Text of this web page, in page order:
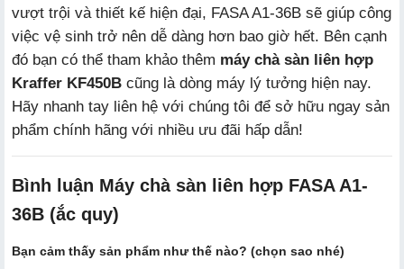
vượt trội và thiết kế hiện đại, FASA A1-36B sẽ giúp công
việc vệ sinh trở nên dễ dàng hơn bao giờ hết. Bên cạnh
đó bạn có thể tham khảo thêm máy chà sàn liên hợp
Kraffer KF450B cũng là dòng máy lý tưởng hiện nay.
Hãy nhanh tay liên hệ với chúng tôi để sở hữu ngay sản
phẩm chính hãng với nhiều ưu đãi hấp dẫn!
Bình luận Máy chà sàn liên hợp FASA A1-
36B (ắc quy)
Bạn cảm thấy sản phẩm như thế nào? (chọn sao nhé)